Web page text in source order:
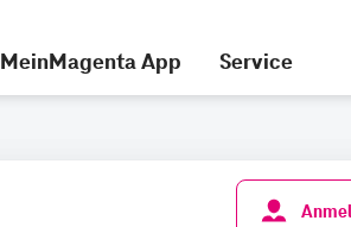
MeinMagenta App Service